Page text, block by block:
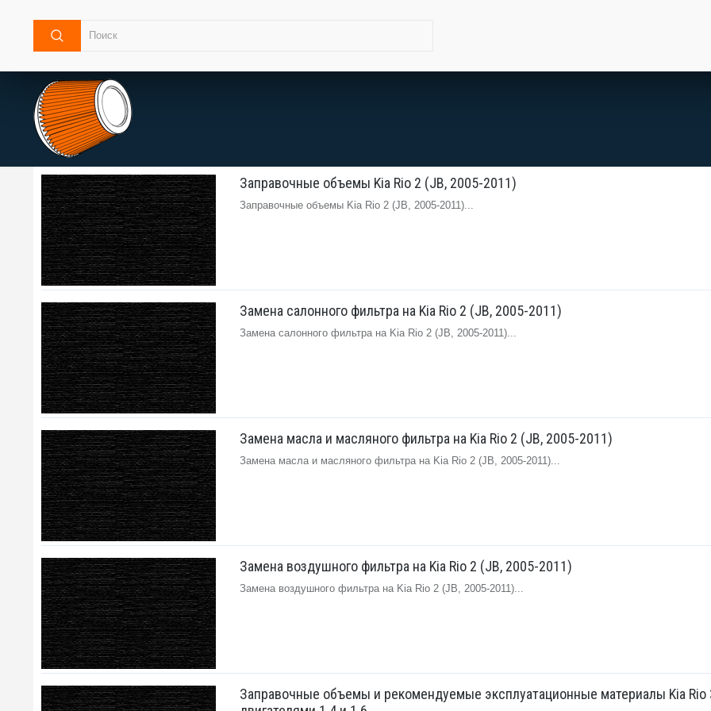
Заправочные объемы Kia Rio 2 (JB, 2005-2011)
Заправочные объемы Kia Rio 2 (JB, 2005-2011)...
Замена салонного фильтра на Kia Rio 2 (JB, 2005-2011)
Замена салонного фильтра на Kia Rio 2 (JB, 2005-2011)...
Замена масла и масляного фильтра на Kia Rio 2 (JB, 2005-2011)
Замена масла и масляного фильтра на Kia Rio 2 (JB, 2005-2011)...
Замена воздушного фильтра на Kia Rio 2 (JB, 2005-2011)
Замена воздушного фильтра на Kia Rio 2 (JB, 2005-2011)...
Заправочные объемы и рекомендуемые эксплуатационные материалы Kia Rio